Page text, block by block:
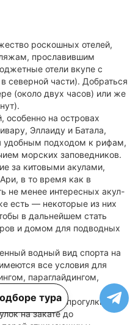
роскошных отелей,
прославившим
отели вкупе с
северной части). Добраться
(около двух часов) или же
особенно на островах
Эллаиду и Батала,
удобным подходом к рифам,
морских заповедников.
за китовыми акулами,
в то время как в
не менее интересных акул-
есть — некоторые из них
в дальнейшем стать
и домом для подводных
водный вид спорта на
все условия для
параглайдингом,
водных санях.
— лодочные прогулки, от
на закате до
тура